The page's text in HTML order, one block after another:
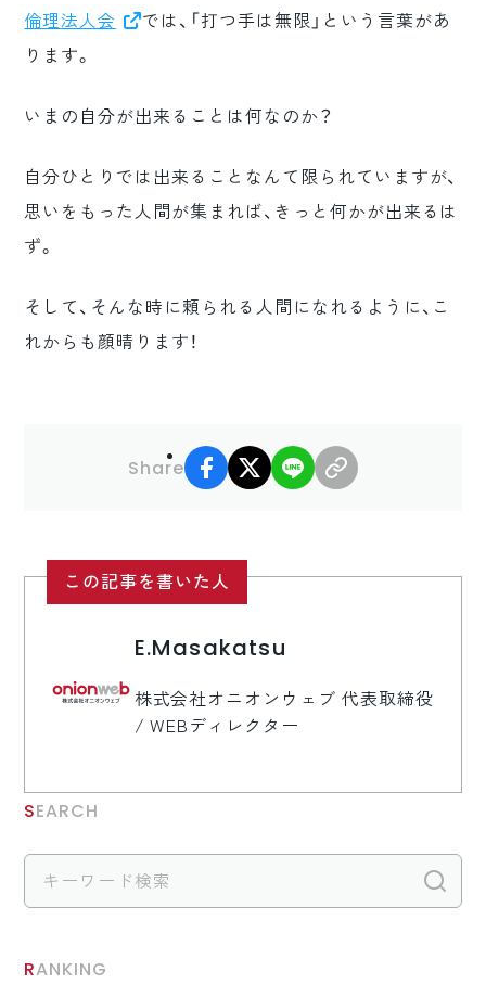
倫理法人会
では、「打つ手は無限」という言葉があ
ります。
いまの自分が出来ることは何なのか？
自分ひとりでは出来ることなんて限られていますが、
思いをもった人間が集まれば、きっと何かが出来るは
ず。
そして、そんな時に頼られる人間になれるように、こ
れからも顔晴ります！
Share
facebook
X LINE
この記事を書いた人
E.Masakatsu
株式会社オニオンウェブ 代表取締役
/ WEBディレクター
SEARCH
RANKING